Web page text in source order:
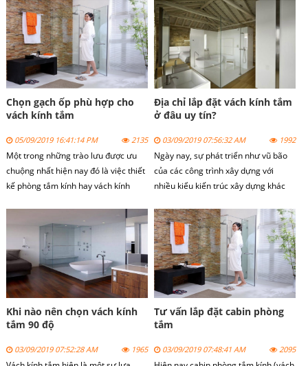
cửa kính cho nhà hướng tây như thế
nào chúng ta cùng xem bài viết dưới
đây.
số kỹ thuật khác nhau và có đặc điểm
khác nhau.
Chọn gạch ốp phù hợp cho
vách kính tắm
05/09/2019 16:41:14 PM 2135
Một trong những trào lưu được ưu
chuộng nhất hiện nay đó là việc thiết
kế phòng tắm kính hay vách kính
Địa chỉ lắp đặt vách kính tắm
ở đâu uy tín?
03/09/2019 07:56:32 AM 1992
Ngày nay, sự phát triển như vũ bão
của các công trình xây dựng với
nhiều kiểu kiến trúc xây dựng khác
Đi cùng với sự phát triển đó là sự
phát triển của các loại vật liệu xây
dựng đặc biệt là vách kính tắm.
Khi nào nên chọn vách kính
tắm 90 độ
03/09/2019 07:52:28 AM 1965
Tư vấn lắp đặt cabin phòng
tắm
03/09/2019 07:48:41 AM 2095